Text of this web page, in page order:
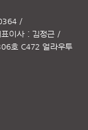
/
표이사 : 김정근 /
호 C472 얼라우투